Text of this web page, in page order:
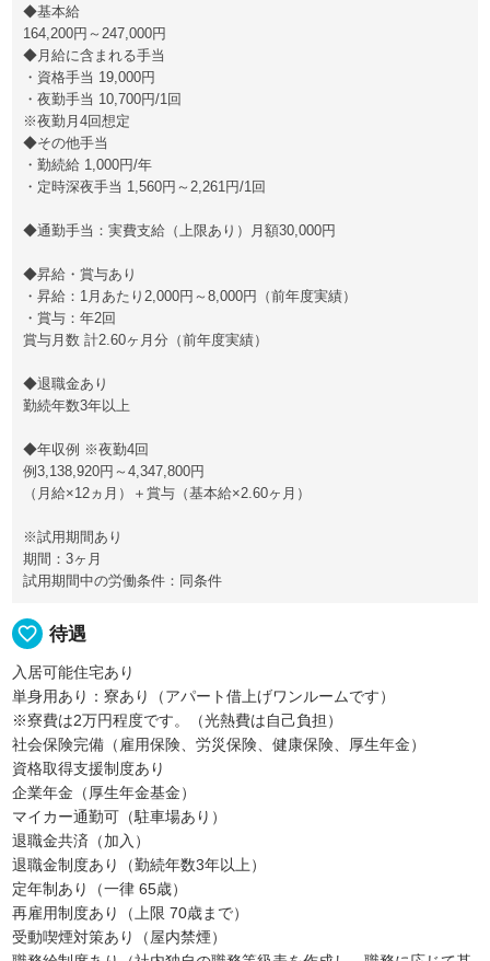
◆基本給
164,200円～247,000円
◆月給に含まれる手当
・資格手当 19,000円
・夜勤手当 10,700円/1回
※夜勤月4回想定
◆その他手当
・勤続給 1,000円/年
・定時深夜手当 1,560円～2,261円/1回
◆通勤手当：実費支給（上限あり）月額30,000円
◆昇給・賞与あり
・昇給：1月あたり2,000円～8,000円（前年度実績）
・賞与：年2回
賞与月数 計2.60ヶ月分（前年度実績）
◆退職金あり
勤続年数3年以上
◆年収例 ※夜勤4回
例3,138,920円～4,347,800円
（月給×12ヵ月）＋賞与（基本給×2.60ヶ月）
※試用期間あり
期間：3ヶ月
試用期間中の労働条件：同条件
favorite_border 待遇
入居可能住宅あり
単身用あり：寮あり（アパート借上げワンルームです）
※寮費は2万円程度です。（光熱費は自己負担）
社会保険完備（雇用保険、労災保険、健康保険、厚生年金）
資格取得支援制度あり
企業年金（厚生年金基金）
マイカー通勤可（駐車場あり）
退職金共済（加入）
退職金制度あり（勤続年数3年以上）
定年制あり（一律 65歳）
再雇用制度あり（上限 70歳まで）
受動喫煙対策あり（屋内禁煙）